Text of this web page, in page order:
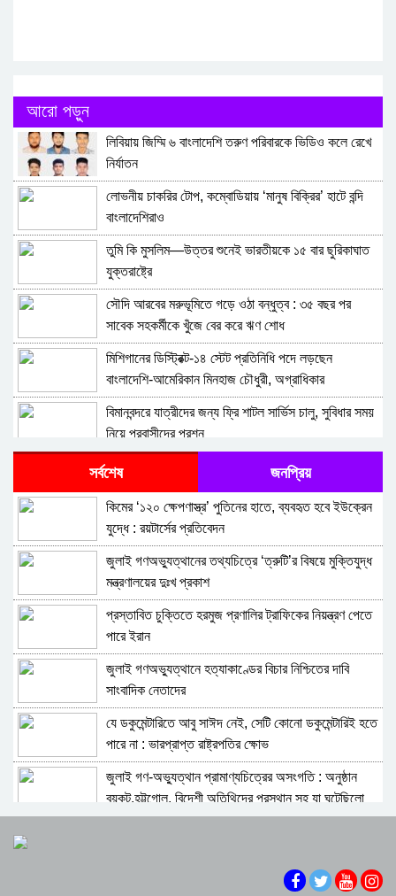
আরো পড়ুন
লিবিয়ায় জিম্মি ৬ বাংলাদেশি তরুণ পরিবারকে ভিডিও কলে রেখে
নির্যাতন
লোভনীয় চাকরির টোপ, কম্বোডিয়ায় ‘মানুষ বিক্রির’ হাটে বন্দি
বাংলাদেশিরাও
তুমি কি মুসলিম—উত্তর শুনেই ভারতীয়কে ১৫ বার ছুরিকাঘাত
যুক্তরাষ্ট্রে
সৌদি আরবের মরুভূমিতে গড়ে ওঠা বন্ধুত্ব : ৩৫ বছর পর
সাবেক সহকর্মীকে খুঁজে বের করে ঋণ শোধ
মিশিগানের ডিস্ট্রিক্ট-১৪ স্টেট প্রতিনিধি পদে লড়ছেন
বাংলাদেশি-আমেরিকান মিনহাজ চৌধুরী, অগ্রাধিকার
কর্মসংস্থান, শিক্ষা ও স্বাস্থ্যসেবা
বিমানবন্দরে যাত্রীদের জন্য ফ্রি শাটল সার্ভিস চালু, সুবিধার সময়
নিয়ে প্রবাসীদের প্রশ্ন
ফ্রান্স, বাহরাইন ও সিঙ্গাপুরে এনআইডি কার্যক্রম শুরু করবে ইসি
১২ হাজারের বেশি অভিবাসীকে ফেরত পাঠালো সৌদি
কম্বোডিয়ার সাইবার প্রতারণা চক্রের ডেরা থেকে ফিরলেন
আরও ১০৯ বাংলাদেশি
দালালের খপ্পরে লন্ডন যাওয়ার বদলে পথে পথে ৫৫ বছর
নিউজার্সি সিনেট ও জেনারেল অ্যাসেম্বলির যৌথ সম্মাননা
লিবিয়া থেকে দেশে ফিরলেন ১৭০ বাংলাদেশি, ছিলেন ডিটেনশন
রাশিয়া-ইউক্রেন যুদ্ধ : দালালের ফাঁদে পড়ে রাশিয়ার যুদ্ধে,
সর্বশেষ জনপ্রিয়
কিমের ‘১২০ ক্ষেপণাস্ত্র’ পুতিনের হাতে, ব্যবহৃত হবে ইউক্রেন
যুদ্ধে : রয়টার্সের প্রতিবেদন
জুলাই গণঅভ্যুত্থানের তথ্যচিত্রে ‘ত্রুটি’র বিষয়ে মুক্তিযুদ্ধ
মন্ত্রণালয়ের দুঃখ প্রকাশ
প্রস্তাবিত চুক্তিতে হরমুজ প্রণালির ট্রাফিকের নিয়ন্ত্রণ পেতে
পারে ইরান
জুলাই গণঅভ্যুত্থানে হত্যাকাণ্ডের বিচার নিশ্চিতের দাবি
সাংবাদিক নেতাদের
যে ডকুমেন্টারিতে আবু সাঈদ নেই, সেটি কোনো ডকুমেন্টারিই হতে
পারে না : ভারপ্রাপ্ত রাষ্ট্রপতির ক্ষোভ
জুলাই গণ-অভ্যুত্থান প্রামাণ্যচিত্রের অসংগতি : অনুষ্ঠান
বয়কট,হট্টগোল, বিদেশী অতিথিদের প্রস্থান সহ যা ঘটেছিলো
দেশের বিভিন্ন শিক্ষাপ্রতিষ্ঠানে সংঘাত ও সহিংসতা,রেহাই